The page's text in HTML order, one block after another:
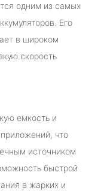
одним из самых
Его
в широком
скорость
емкость и
что
источником
быстрой
в жарких и